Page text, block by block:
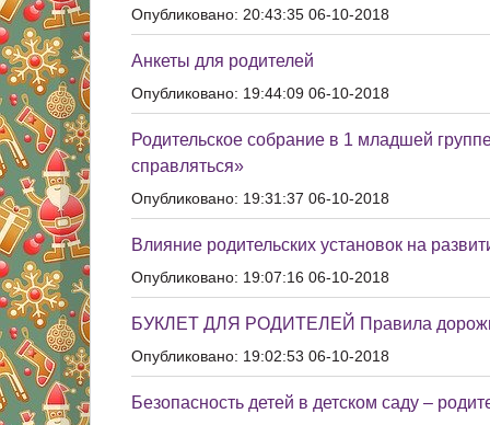
Опубликовано: 20:43:35 06-10-2018
Анкеты для родителей
Опубликовано: 19:44:09 06-10-2018
Родительское собрание в 1 младшей
справляться»
Опубликовано: 19:31:37 06-10-2018
Влияние родительских установок на
Опубликовано: 19:07:16 06-10-2018
БУКЛЕТ ДЛЯ РОДИТЕЛЕЙ Правила
Опубликовано: 19:02:53 06-10-2018
Безопасность детей в детском саду –